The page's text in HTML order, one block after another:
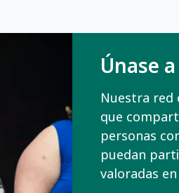
Únase
Nuestra red
que
personas
puedan
valoradas